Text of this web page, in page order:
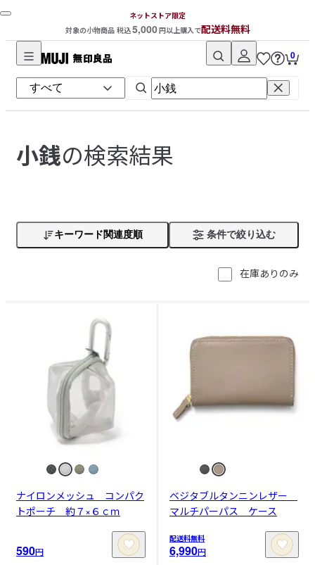
ネットストア限定
対象の小物商品 税込5,000円以上購入で配送料無料
無
印
良
ネ
ッ
ア
0
小銭の検索結果
キーワード関連度順 条件で絞り込む
在庫ありのみ
ナイロンメッシュ コンパク
トポーチ 約７×６ｃｍ
590円
ベジタブルタンニンレザー
マルチパーパス ケース
配送料無料
6,990円